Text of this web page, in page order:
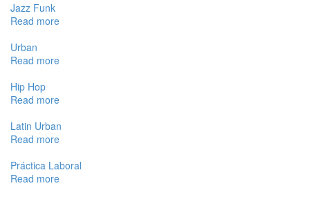
Jazz Funk
Read more
Urban
Read more
Hip Hop
Read more
Latin Urban
Read more
Práctica Laboral
Read more